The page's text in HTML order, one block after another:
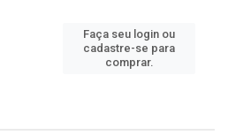
Faça seu login ou
cadastre-se para
comprar.